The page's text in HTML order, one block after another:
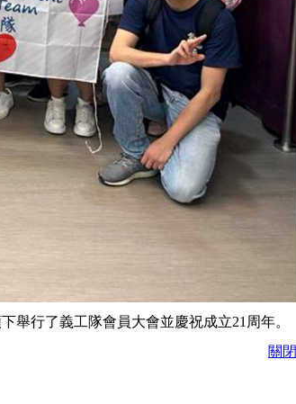
舉行了義工隊會員大會並慶祝成立21周年。
關閉